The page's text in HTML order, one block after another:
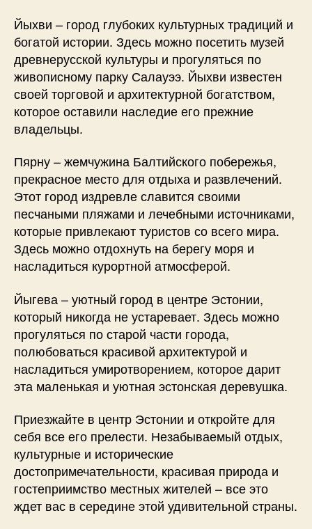
Йыхви – город глубоких культурных традиций и
богатой истории. Здесь можно посетить музей
древнерусской культуры и прогуляться по
живописному парку Салауээ. Йыхви известен
своей торговой и архитектурной богатством,
которое оставили наследие его прежние
владельцы.
Пярну – жемчужина Балтийского побережья,
прекрасное место для отдыха и развлечений.
Этот город издревле славится своими
песчаными пляжами и лечебными источниками,
которые привлекают туристов со всего мира.
Здесь можно отдохнуть на берегу моря и
насладиться курортной атмосферой.
Йыгева – уютный город в центре Эстонии,
который никогда не устаревает. Здесь можно
прогуляться по старой части города,
полюбоваться красивой архитектурой и
насладиться умиротворением, которое дарит
эта маленькая и уютная эстонская деревушка.
Приезжайте в центр Эстонии и откройте для
себя все его прелести. Незабываемый отдых,
культурные и исторические
достопримечательности, красивая природа и
гостеприимство местных жителей – все это
ждет вас в середине этой удивительной страны.